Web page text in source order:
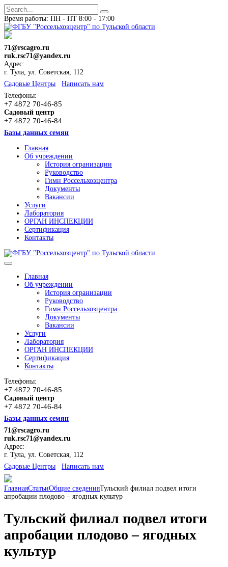
Время работы: ПН - ПТ 8:00 - 17:00
71@rscagro.ru
ruk.rsc71@yandex.ru
Адрес:
г. Тула, ул. Советская, 112
Cадовые Центры
Написать нам
Телефоны:
+7 4872 70-46-85
Садовый центр
+7 4872 70-46-84
Базы данных семян
Главная
Об учреждении
История огранизации
Руководство
Гимн Россельхозцентра
Документы
Вакансии
Услуги
Лаборатория
ОРГАН ИНСПЕКЦИИ
Сертификация
Контакты
Главная
Об учреждении
История огранизации
Руководство
Гимн Россельхозцентра
Документы
Вакансии
Услуги
Лаборатория
ОРГАН ИНСПЕКЦИИ
Сертификация
Контакты
Телефоны:
+7 4872 70-46-85
Садовый центр
+7 4872 70-46-84
Базы данных семян
71@rscagro.ru
ruk.rsc71@yandex.ru
Адрес:
г. Тула, ул. Советская, 112
Cадовые Центры
Написать нам
ГлавнаяСтатьиОбщие сведенияТульский филиал подвел итоги
апробации плодово – ягодных культур
Тульский филиал подвел итоги
апробации плодово – ягодных
культур